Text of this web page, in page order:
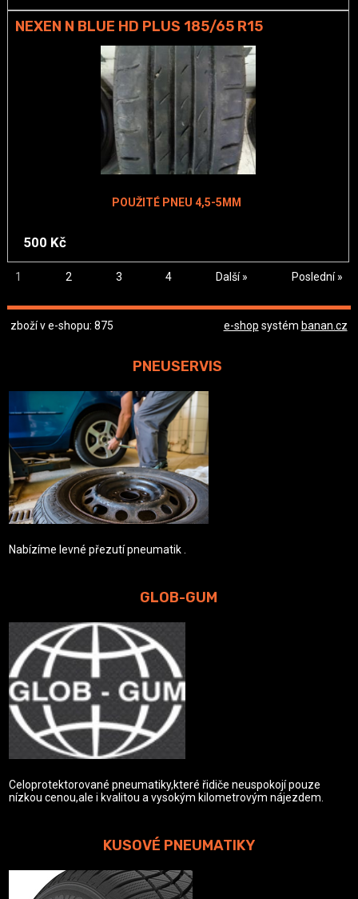
NEXEN N BLUE HD PLUS 185/65 R15
POUŽITÉ PNEU 4,5-5MM
500 Kč
1 2 3 4 Další » Poslední »
zboží v e-shopu: 875 e-shop systém banan.cz
PNEUSERVIS
Nabízíme levné přezutí pneumatik .
GLOB-GUM
Celoprotektorované pneumatiky,které řidiče neuspokojí pouze
nízkou cenou,ale i kvalitou a vysokým kilometrovým nájezdem.
KUSOVÉ PNEUMATIKY